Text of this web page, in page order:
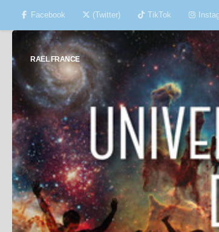
Skip to content
Facebook (Twitter) TikTok
RAËL FRANCE